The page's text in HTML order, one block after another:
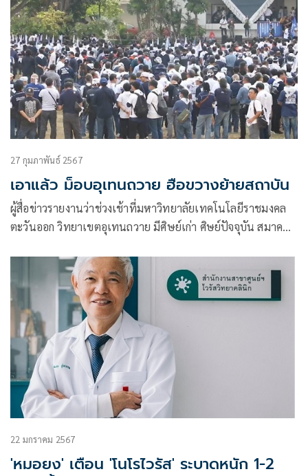
27 กุมภาพันธ์ 2567
เอาแล้ว ม็อบอุเทนถวาย ฮือขวางย้ายสถาบัน
ผู้สื่อข่าวรายงานว่าช่วงเช้าที่มหาวิทยาลัยเทคโนโลยีราชมงคล
ตะวันออก วิทยาเขตอุเทนถวาย มีศิษย์เก่า ศิษย์ปัจจุบัน สมาคมผู้
22 มกราคม 2567
'หมอยง' เตือน 'โนโรไวรัส' ระบาดหนัก 1-2